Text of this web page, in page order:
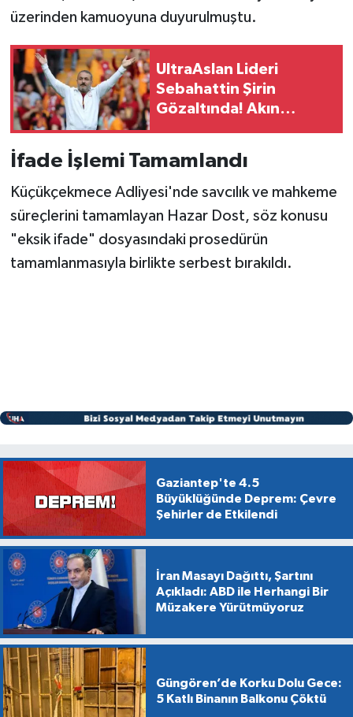
üzerinden kamuoyuna duyurulmuştu.
UltraAslan Lideri
Sebahattin Şirin
Gözaltında! Akın
İfade İşlemi Tamamlandı
Küçükçekmece Adliyesi'nde savcılık ve mahkeme
süreçlerini tamamlayan Hazar Dost, söz konusu
"eksik ifade" dosyasındaki prosedürün
tamamlanmasıyla birlikte serbest bırakıldı.
Gaziantep'te 4.5
Büyüklüğünde Deprem: Çevre
Şehirler de Etkilendi
İran Masayı Dağıttı, Şartını
Açıkladı: ABD ile Herhangi Bir
Müzakere Yürütmüyoruz
Güngören’de Korku Dolu Gece:
5 Katlı Binanın Balkonu Çöktü